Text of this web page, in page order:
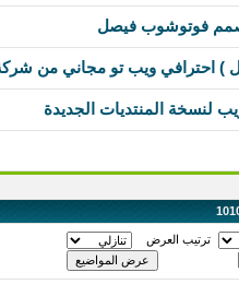
فوتوشوب فيصل
) احترافي ويب تو مجاني من
لنسخة المنتديات الجديدة
ترتيب العرض